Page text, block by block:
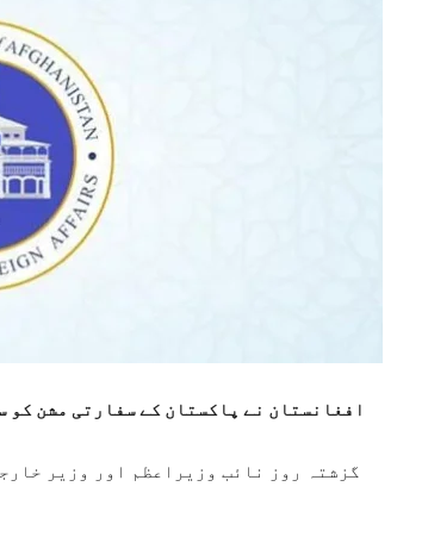
افغانستان نے پاکستان کے سفارتی مشن کو
گزشتہ روز نائب وزیراعظم اور وزیر